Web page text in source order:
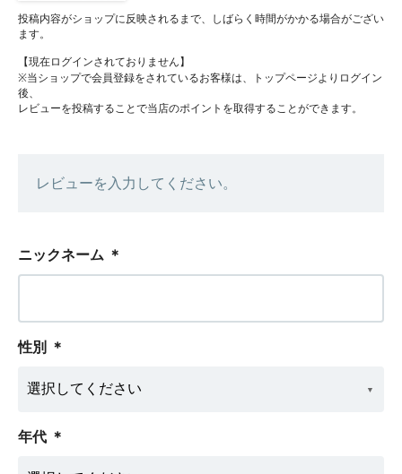
投稿内容がショップに反映されるまで、しばらく時間がかかる場合がござい
ます。
【現在ログインされておりません】
※当ショップで会員登録をされているお客様は、トップページよりログイン
後、
レビューを投稿することで当店のポイントを取得することができます。
レビューを入力してください。
ニックネーム ＊
性別 ＊
年代 ＊